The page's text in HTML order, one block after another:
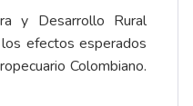
y Desarrollo Rural
efectos esperados
Colombiano.